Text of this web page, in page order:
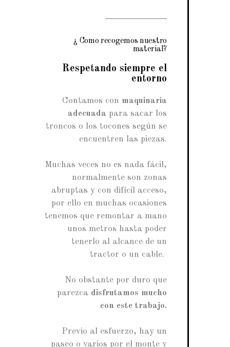
¿ Como recogemos nuestro
material?
Respetando siempre el
entorno
Contamos con maquinaria
adecuada para sacar los
troncos o los tocones según se
encuentren las piezas.
Muchas veces no es nada fácil,
normalmente son zonas
abruptas y con difícil acceso,
por ello en muchas ocasiones
tenemos que remontar a mano
unos metros hasta poder
tenerlo al alcance de un
tractor o un cable.
No obstante por duro que
parezca disfrutamos mucho
con este trabajo.
Previo al esfuerzo, hay un
paseo o varios por el monte y